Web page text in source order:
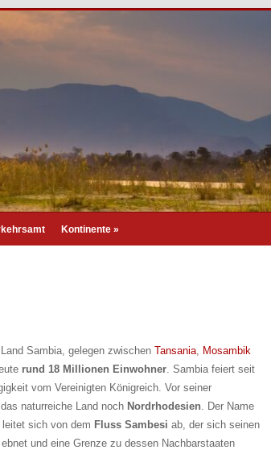
Kontinente »
Sambia, gelegen zwischenTansania
Mosambik
rund 18 Millionen Einwohner . Sambia feiert seit
vom Vereinigten Königreich. Vor seiner
naturreiche Land noch Nordrhodesien . Der Name
sich von dem Fluss Sambesi ab, der sich seinen
und eine Grenze zu dessen Nachbarstaaten